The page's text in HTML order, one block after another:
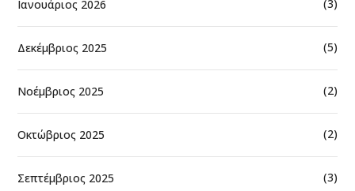
Ιανουάριος 2026 (3)
Δεκέμβριος 2025 (5)
Νοέμβριος 2025 (2)
Οκτώβριος 2025 (2)
Σεπτέμβριος 2025 (3)